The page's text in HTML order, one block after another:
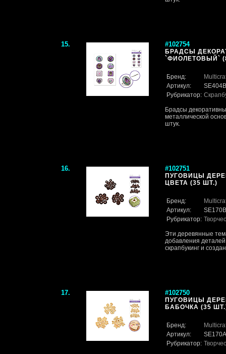
15. #102754
БРАДСЫ
`ФИОЛЕТОВЫЙ`
Бренд:
Артикул:
SE404B
Рубрикатор:
Брадсы
металлической
штук.
16. #102751
ПУГОВИЦЫ
ЦВЕТА (35 ШТ.)
Бренд:
Артикул:
SE170B
Рубрикатор:
Эти деревянные
добавления
скрапбукинг и
17. #102750
ПУГОВИЦЫ
БАБОЧКА (35
Бренд:
Артикул:
SE170A
Рубрикатор: